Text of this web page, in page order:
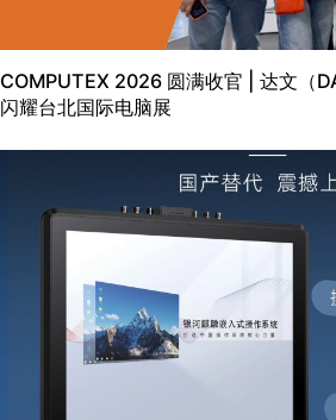
COMPUTEX 2026 圆满收官 | 达文（
闪耀台北国际电脑展